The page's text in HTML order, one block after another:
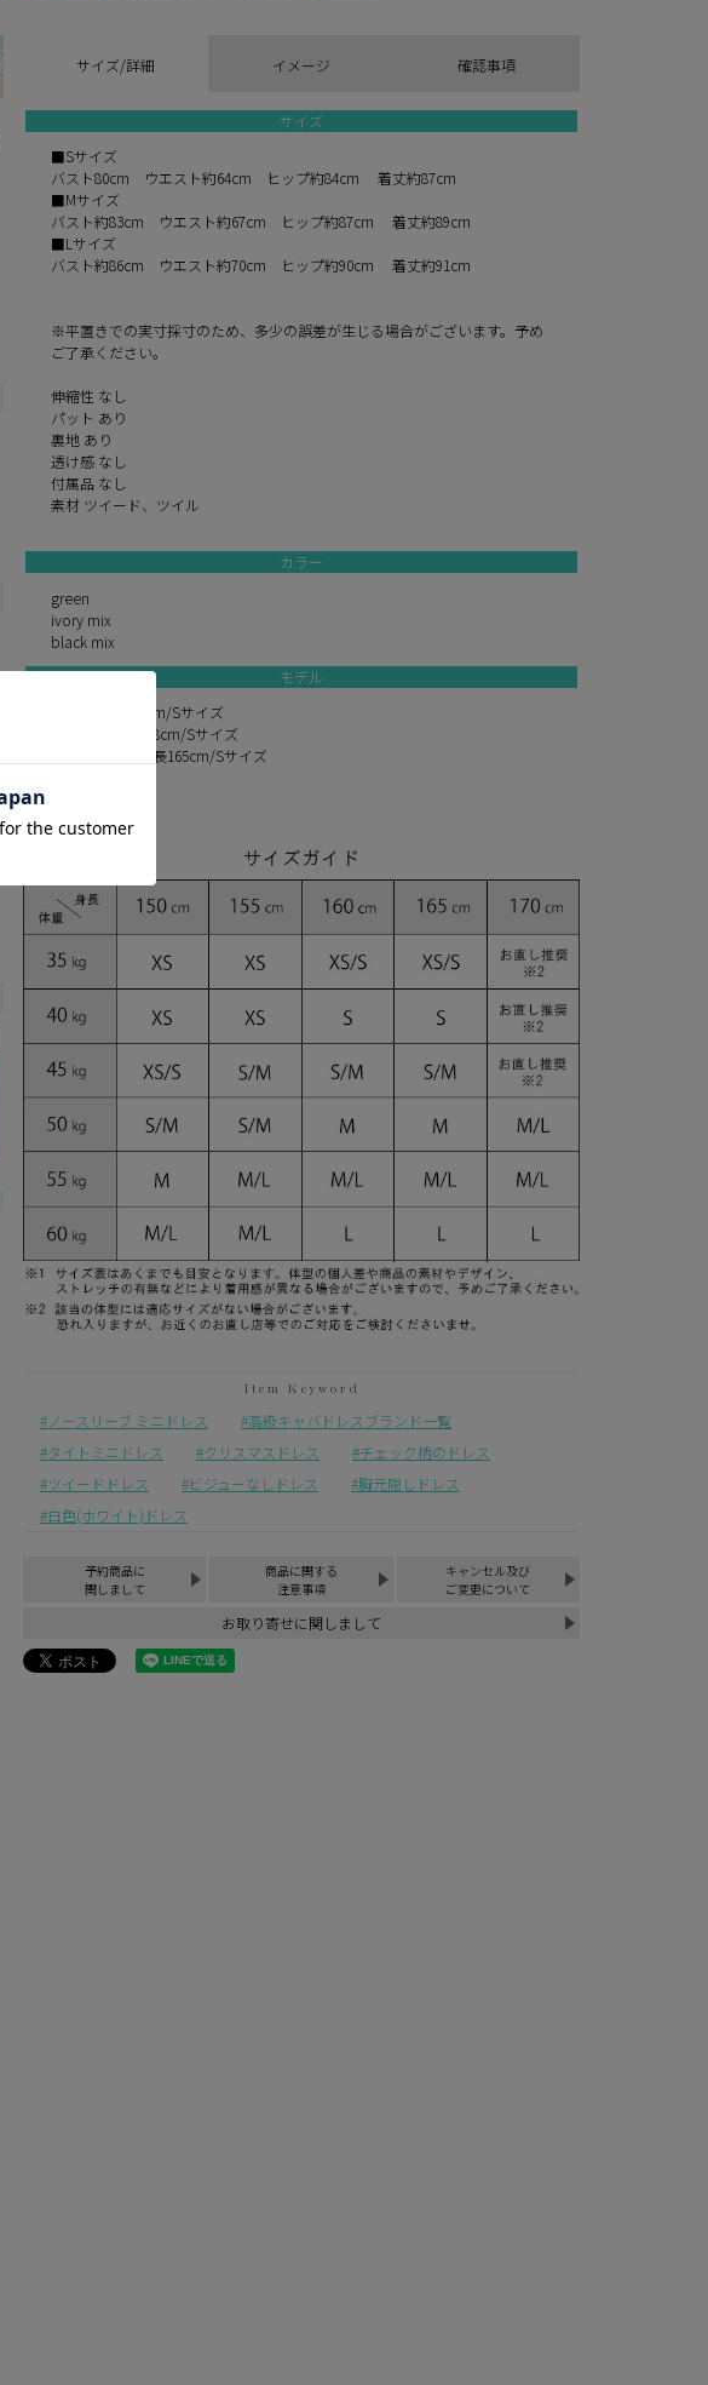
サイズ/詳細 イメージ 確認事項
サイズ
■Sサイズ
バスト80cm ウエスト約64cm ヒップ約84cm 着丈約87cm
■Mサイズ
バスト約83cm ウエスト約67cm ヒップ約87cm 着丈約89cm
■Lサイズ
バスト約86cm ウエスト約70cm ヒップ約90cm 着丈約91cm
※平置きでの実寸採寸のため、多少の誤差が生じる場合がございます。予め
ご了承ください。
伸縮性 なし
パット あり
裏地 あり
透け感 なし
付属品 なし
素材 ツイード、ツイル
カラー
green
ivory mix
black mix
モデル
ゆめ 身長160cm/Sサイズ
かんな 身長158cm/Sサイズ
ゆりおちゃん身長165cm/Sサイズ
ノースリーブ ミニドレス
高級キャバドレスブランド一覧
タイトミニドレス
クリスマスドレス
チェック柄のドレス
ツイードドレス
ビジューなしドレス
胸元隠しドレス
白色(ホワイト)ドレス
予約商品に
関しまして
商品に関する
注意事項
キャンセル及び
ご変更について
お取り寄せに関しまして